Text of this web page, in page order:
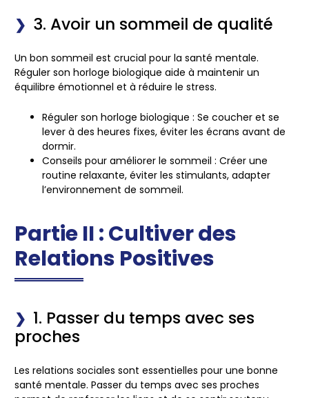
3. Avoir un sommeil de qualité
Un bon sommeil est crucial pour la santé mentale.
Réguler son horloge biologique aide à maintenir un
équilibre émotionnel et à réduire le stress.
Réguler son horloge biologique : Se coucher et se
lever à des heures fixes, éviter les écrans avant de
dormir.
Conseils pour améliorer le sommeil : Créer une
routine relaxante, éviter les stimulants, adapter
l’environnement de sommeil.
Partie II : Cultiver des
Relations Positives
1. Passer du temps avec ses
proches
Les relations sociales sont essentielles pour une bonne
santé mentale. Passer du temps avec ses proches